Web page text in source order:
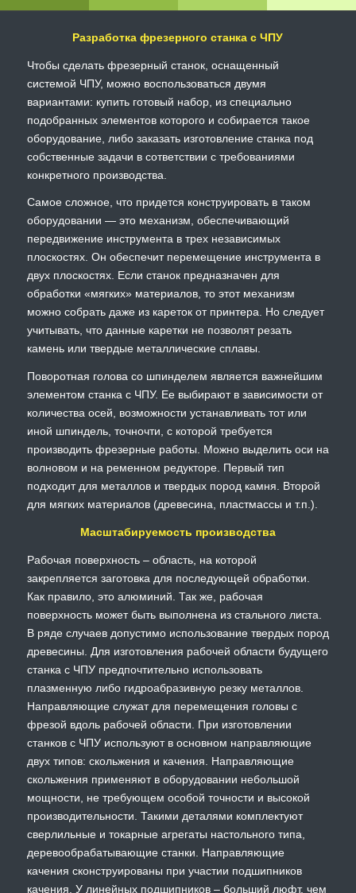
Разработка фрезерного станка с ЧПУ
Чтобы сделать фрезерный станок, оснащенный
системой ЧПУ, можно воспользоваться двумя
вариантами: купить готовый набор, из специально
подобранных элементов которого и собирается такое
оборудование, либо заказать изготовление станка под
собственные задачи в сответствии с требованиями
конкретного производства.
Самое сложное, что придется конструировать в таком
оборудовании — это механизм, обеспечивающий
передвижение инструмента в трех независимых
плоскостях. Он обеспечит перемещение инструмента в
двух плоскостях. Если станок предназначен для
обработки «мягких» материалов, то этот механизм
можно собрать даже из кареток от принтера. Но следует
учитывать, что данные каретки не позволят резать
камень или твердые металлические сплавы.
Поворотная голова со шпинделем является важнейшим
элементом станка с ЧПУ. Ее выбирают в зависимости от
количества осей, возможности устанавливать тот или
иной шпиндель, точночти, с которой требуется
производить фрезерные работы. Можно выделить оси на
волновом и на ременном редукторе. Первый тип
подходит для металлов и твердых пород камня. Второй
для мягких материалов (древесина, пластмассы и т.п.).
Масштабируемость производства
Рабочая поверхность – область, на которой
закрепляется заготовка для последующей обработки.
Как правило, это алюминий. Так же, рабочая
поверхность может быть выполнена из стального листа.
В ряде случаев допустимо использование твердых пород
древесины. Для изготовления рабочей области будущего
станка с ЧПУ предпочтительно использовать
плазменную либо гидроабразивную резку металлов.
Направляющие служат для перемещения головы с
фрезой вдоль рабочей области. При изготовлении
станков с ЧПУ используют в основном направляющие
двух типов: скольжения и качения. Направляющие
скольжения применяют в оборудовании небольшой
мощности, не требующем особой точности и высокой
производительности. Такими деталями комплектуют
сверлильные и токарные агрегаты настольного типа,
деревообрабатывающие станки. Направляющие
качения сконструированы при участии подшипников
качения. У линейных подшипников – больший люфт, чем